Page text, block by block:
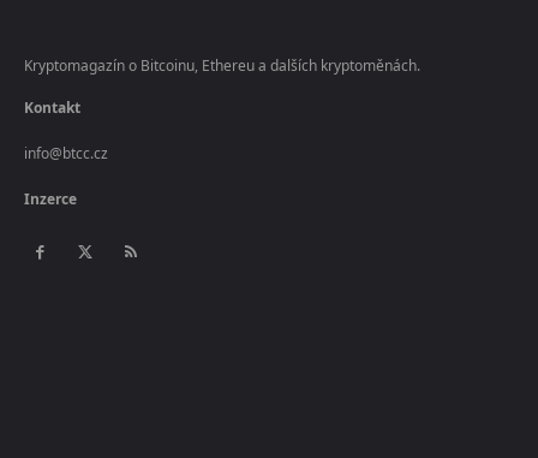
Kryptomagazín o Bitcoinu, Ethereu a dalších kryptoměnách.
Kontakt
info@btcc.cz
Inzerce